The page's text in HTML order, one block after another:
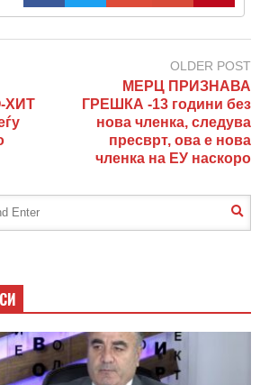
ХИТ
OLDER POST
МЕРЦ ПРИЗНАВА
ГРЕШКА -13 години без
нова членка, следува
пресврт, ова е нова
членка на ЕУ наскоро